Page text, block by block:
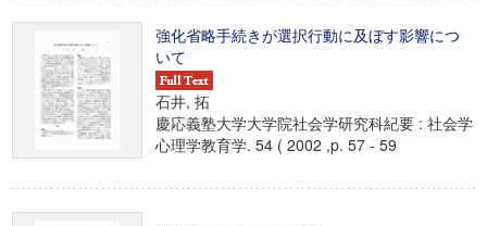
強化省略手続きが選択行動に及ぼす影響につ
いて
石井, 拓
慶応義塾大学大学院社会学研究科紀要 : 社会学
心理学教育学. 54 ( 2002 ,p. 57 - 59